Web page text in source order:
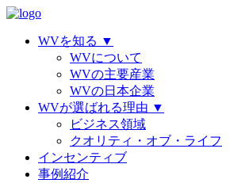
WVを知る ▼
WVについて
WVの主要産業
WVの日本企業
WVが選ばれる理由 ▼
ビジネス領域
クオリティ・オブ・ライフ
インセンティブ
事例紹介